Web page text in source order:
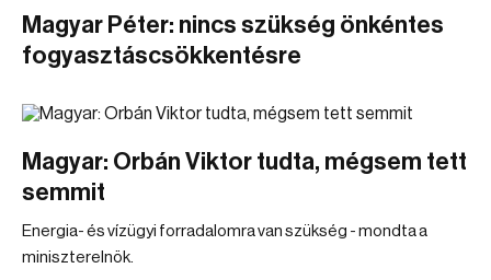
Magyar Péter: nincs szükség önkéntes
fogyasztáscsökkentésre
Magyar: Orbán Viktor tudta, mégsem tett
semmit
Energia- és vízügyi forradalomra van szükség - mondta a
miniszterelnök.